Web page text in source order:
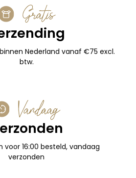
Gratis
Nederland vanaf €75 excl.
btw.
Vandaag
voor 16:00 besteld, vandaag
verzonden